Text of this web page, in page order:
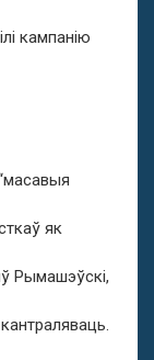
кампанію
як
Рымашэўскі,